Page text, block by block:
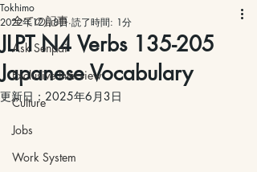
全ての記事
Ask Senpai
Exclusive Interview
Culture
Jobs
Work System
JLPT N4 Verbs 135-205
Japanese Vocabulary
Tokhimo
2022年12月8日 読了時間: 1分
更新日： 2025年6月3日